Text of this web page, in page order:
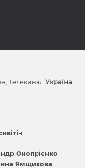
Телеканал Україна
Онопрієнко
Ямщикова